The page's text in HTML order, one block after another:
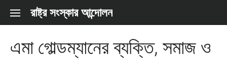
Skip to content
রাষ্ট্র সংস্কার আন্দোলন
এমা গোল্ডম্যানের ব্যক্তি, সমাজ ও